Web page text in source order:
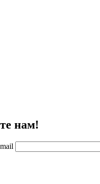
нам!